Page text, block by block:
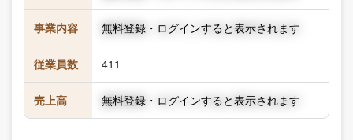
事業内容 無料登録・ログインすると表示されます
従業員数 411
売上高 無料登録・ログインすると表示されます